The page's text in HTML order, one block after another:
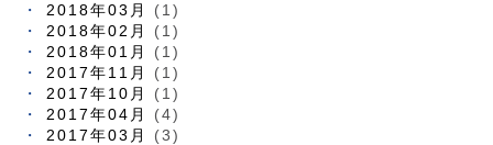
2018年03月
(1)
2018年02月
(1)
2018年01月
(1)
2017年11月
(1)
2017年10月
(1)
2017年04月
(4)
2017年03月
(3)